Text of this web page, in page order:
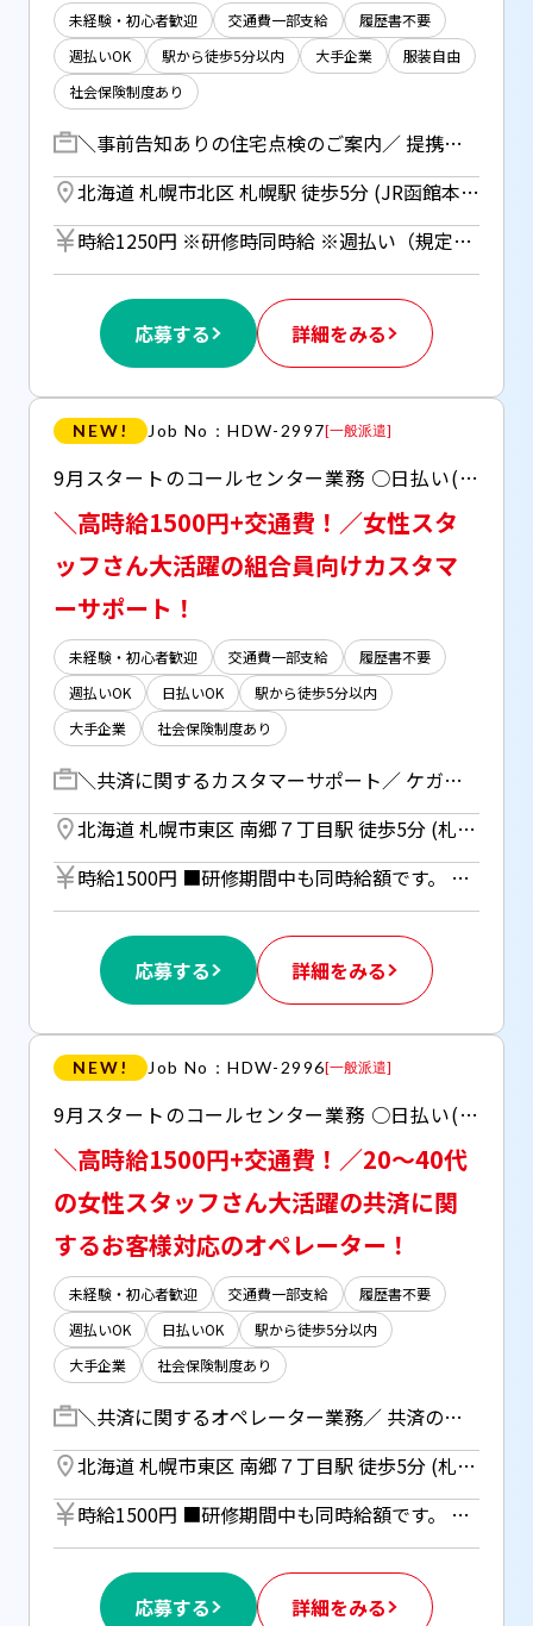
未経験・初心者歓迎 交通費一部支給
履歴書不要
週払いOK
駅から徒歩5分以内 大手企業
服装自由
社会保険制度あり
＼事前告知ありの住宅点検のご案内／ 提携先のハウスメーカーに代わって、お客様へ「住宅の定期点検」をご案内 OKをいただけたら、、訪問スケジュールの調整までお任せします！ ▼業務の3ステップ 1.リストをもとにお電話でご案内 2.訪問可能な日程をヒアリング 3.専用システムへ入力・登録 ＼ 安心ポイント ／ 事前に「点検のお電話をします」というお知らせが届いてます。 いきなりの電話ではないので、お話を聞いてもらいやすく、 穏やかなコミュニケーションが可能です♪ 【研修期間】 座学：入社後より3日間 ※その後OJTスタート！
北海道 札幌市北区 札幌駅 徒歩5分 (JR函館本線) ／ さっぽろ駅 徒歩5分 (札幌市営南北線) ／ 北１２条駅 徒歩5分 (札幌市営南北線)
時給1250円 ※研修時同時給 ※週払い（規定あり）利用OK！（但し、週払い制度は初回2ヵ月間のみ、3ヵ月目以降は月払い制になります。利用についてはご本人様からお仕事紹介時に申請があった場合のみとなります。）
応募する 詳細をみる
NEW! Job No：HDW-2997[一般派遣]
9月スタートのコールセンター業務 ○日払い(JOBPAY)OK ○日曜日固定休 ○休憩室(冷蔵庫・レンジ・ＴＶ・自販機有)完備 ○個人ロッカー完備 ○ビル周辺にはコンビニや飲食店あり
＼高時給1500円+交通費！／女性スタ
ッフさん大活躍の組合員向けカスタマ
ーサポート！
未経験・初心者歓迎 交通費一部支給
履歴書不要
週払いOK
日払いOK
駅から徒歩5分以内
大手企業
社会保険制度あり
＼共済に関するカスタマーサポート／ ケガや病気の共済金請求に関する お客様からのお問い合わせ対応をお任せします！ 例・・ 「ケガで通院したので、必要書類を送ってほしい」 「必要書類の記入方法を教えてほしい。」 など 【研修期間】 9/1～10/15 08:45～18:05
北海道 札幌市東区 南郷７丁目駅 徒歩5分 (札幌市営東西線) ／ 南郷１３丁目駅 徒歩8分 (札幌市営東西線)
時給1500円 ■研修期間中も同時給額です。 ■日払いOK（所定労働時間の80％迄） ■給与は月1回の銀行振込となりますが、「JOBPAY（ジョブペイ）」の利用で就業当日に給料相当額の一部をセブン銀行や三菱UFJ銀行、コンビニ等のATMから受け取る事が可能です！ ◎『JOBPAY』の詳細は登録時または当社HPで！
応募する 詳細をみる
NEW! Job No：HDW-2996[一般派遣]
9月スタートのコールセンター業務 ○日払い(JOBPAY)OK ○日曜日固定休 ○休憩室(冷蔵庫・レンジ・ＴＶ・自販機有)完備 ○個人ロッカー完備 ○ビル周辺にはコンビニや飲食店あり
＼高時給1500円+交通費！／20～40代
の女性スタッフさん大活躍の共済に関
するお客様対応のオペレーター！
未経験・初心者歓迎 交通費一部支給
履歴書不要
週払いOK
日払いOK
駅から徒歩5分以内
大手企業
社会保険制度あり
＼共済に関するオペレーター業務／ 共済の契約者様からのお問い合わせ対応をお任せします！ ・契約者様に送付される控除証明書について ・契約照会、登録情報の変更 ・解約等 など 例・・ 「転居したので住所を変更をしたい」 「口座変更の手続き方法を教えてほしい」 ／ 基礎から研修をスタートし段階を踏んで業務になれていきます♪ ＼ 【研修期間】 9/1～10/14 08:45～18:05
北海道 札幌市東区 南郷７丁目駅 徒歩5分 (札幌市営東西線) ／ 南郷１３丁目駅 徒歩8分 (札幌市営東西線)
時給1500円 ■研修期間中も同時給額です。 ■日払いOK（所定労働時間の80％迄） ■給与は月1回の銀行振込となりますが、「JOBPAY（ジョブペイ）」の利用で就業当日に給料相当額の一部をセブン銀行や三菱UFJ銀行、コンビニ等のATMから受け取る事が可能です！ ◎『JOBPAY』の詳細は登録時または当社HPで！
応募する 詳細をみる